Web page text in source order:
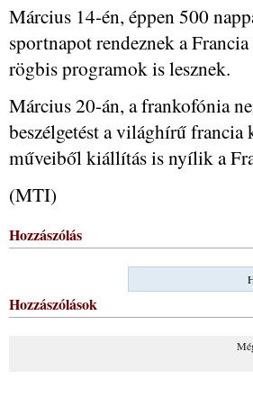
Március 14-én, éppen 500
sportnapot rendeznek a
rögbis programok is lesznek.
Március 20-án, a frankofónia
beszélgetést a világhírű
műveiből kiállítás is nyílik a
(MTI)
Hozzászólás
Hozzászólások